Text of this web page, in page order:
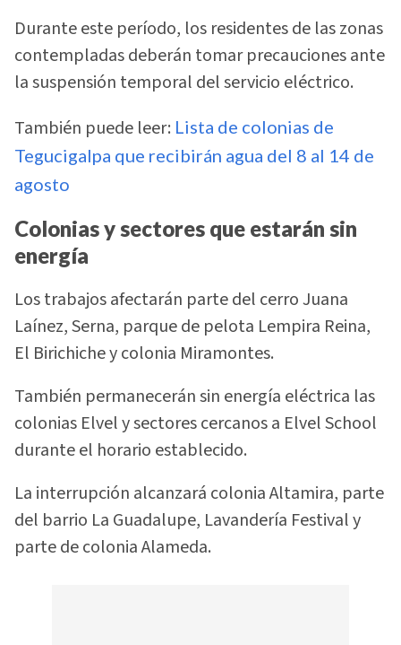
Durante este período, los residentes de las zonas
contempladas deberán tomar precauciones ante
la suspensión temporal del servicio eléctrico.
También puede leer: Lista de colonias de
Tegucigalpa que recibirán agua del 8 al 14 de
agosto
Colonias y sectores que estarán sin
energía
Los trabajos afectarán parte del cerro Juana
Laínez, Serna, parque de pelota Lempira Reina,
El Birichiche y colonia Miramontes.
También permanecerán sin energía eléctrica las
colonias Elvel y sectores cercanos a Elvel School
durante el horario establecido.
La interrupción alcanzará colonia Altamira, parte
del barrio La Guadalupe, Lavandería Festival y
parte de colonia Alameda.